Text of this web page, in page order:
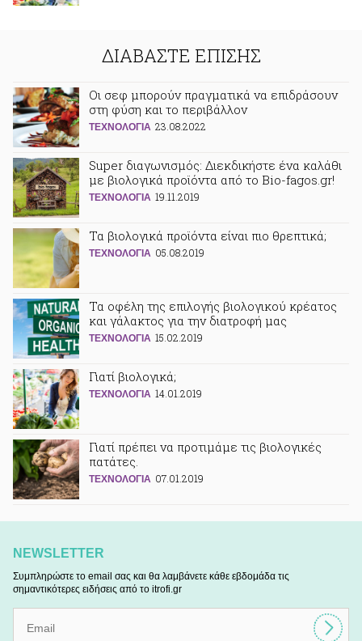
ΔΙΑΒΑΣΤΕ ΕΠΙΣΗΣ
Οι σεφ μπορούν πραγματικά να επιδράσουν
στη φύση και το περιβάλλον
ΤΕΧΝΟΛΟΓΙΑ 23.08.2022
Super διαγωνισμός: Διεκδικήστε ένα καλάθι
με βιολογικά προϊόντα από το Βio-fagos.gr!
ΤΕΧΝΟΛΟΓΙΑ 19.11.2019
Τα βιολογικά προϊόντα είναι πιο θρεπτικά;
ΤΕΧΝΟΛΟΓΙΑ 05.08.2019
Τα οφέλη της επιλογής βιολογικού κρέατος
και γάλακτος για την διατροφή μας
ΤΕΧΝΟΛΟΓΙΑ 15.02.2019
Γιατί βιολογικά;
ΤΕΧΝΟΛΟΓΙΑ 14.01.2019
Γιατί πρέπει να προτιμάμε τις βιολογικές
πατάτες.
ΤΕΧΝΟΛΟΓΙΑ 07.01.2019
NEWSLETTER
Συμπληρώστε το email σας και θα λαμβάνετε κάθε εβδομάδα τις
σημαντικότερες ειδήσεις από το itrofi.gr